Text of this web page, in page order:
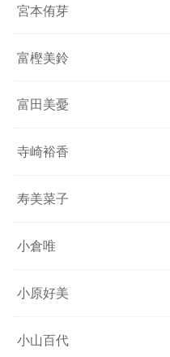
宮本侑芽
富樫美鈴
富田美憂
寺崎裕香
寿美菜子
小倉唯
小原好美
小山百代